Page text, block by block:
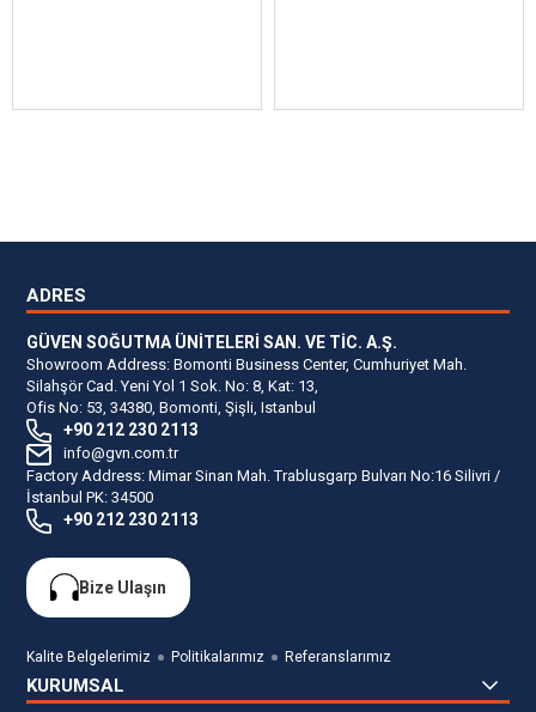
ADRES
GÜVEN SOĞUTMA ÜNİTELERİ SAN. VE TİC. A.Ş.
Showroom Address: Bomonti Business Center, Cumhuriyet Mah.
Silahşör Cad. Yeni Yol 1 Sok. No: 8, Kat: 13,
Ofis No: 53, 34380, Bomonti, Şişli, Istanbul
+90 212 230 2113
info@gvn.com.tr
Factory Address: Mimar Sinan Mah. Trablusgarp Bulvarı No:16 Silivri /
İstanbul PK: 34500
+90 212 230 2113
Bize Ulaşın
Kalite Belgelerimiz Politikalarımız Referanslarımız
KURUMSAL